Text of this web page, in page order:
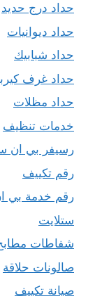
حداد درج حديد
حداد ديوانيات
حداد شبابيك
حداد غرف
حداد مظلات
خدمات تنظيف
رسيفر بي ان
رقم تكييف
رقم خدمة بي
ستلايت
شفاطات
صالونات حلاقة
صيانة تكييف